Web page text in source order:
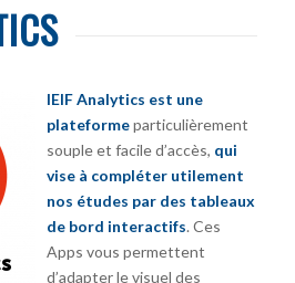
IEIF Analytics est une
plateformeparticulièrement
souple et facile d’accès, qui
vise à compléter utilement
nos études par des tableaux
de bord interactifs. Ces
Apps vous permettent
d’adapter le visuel des